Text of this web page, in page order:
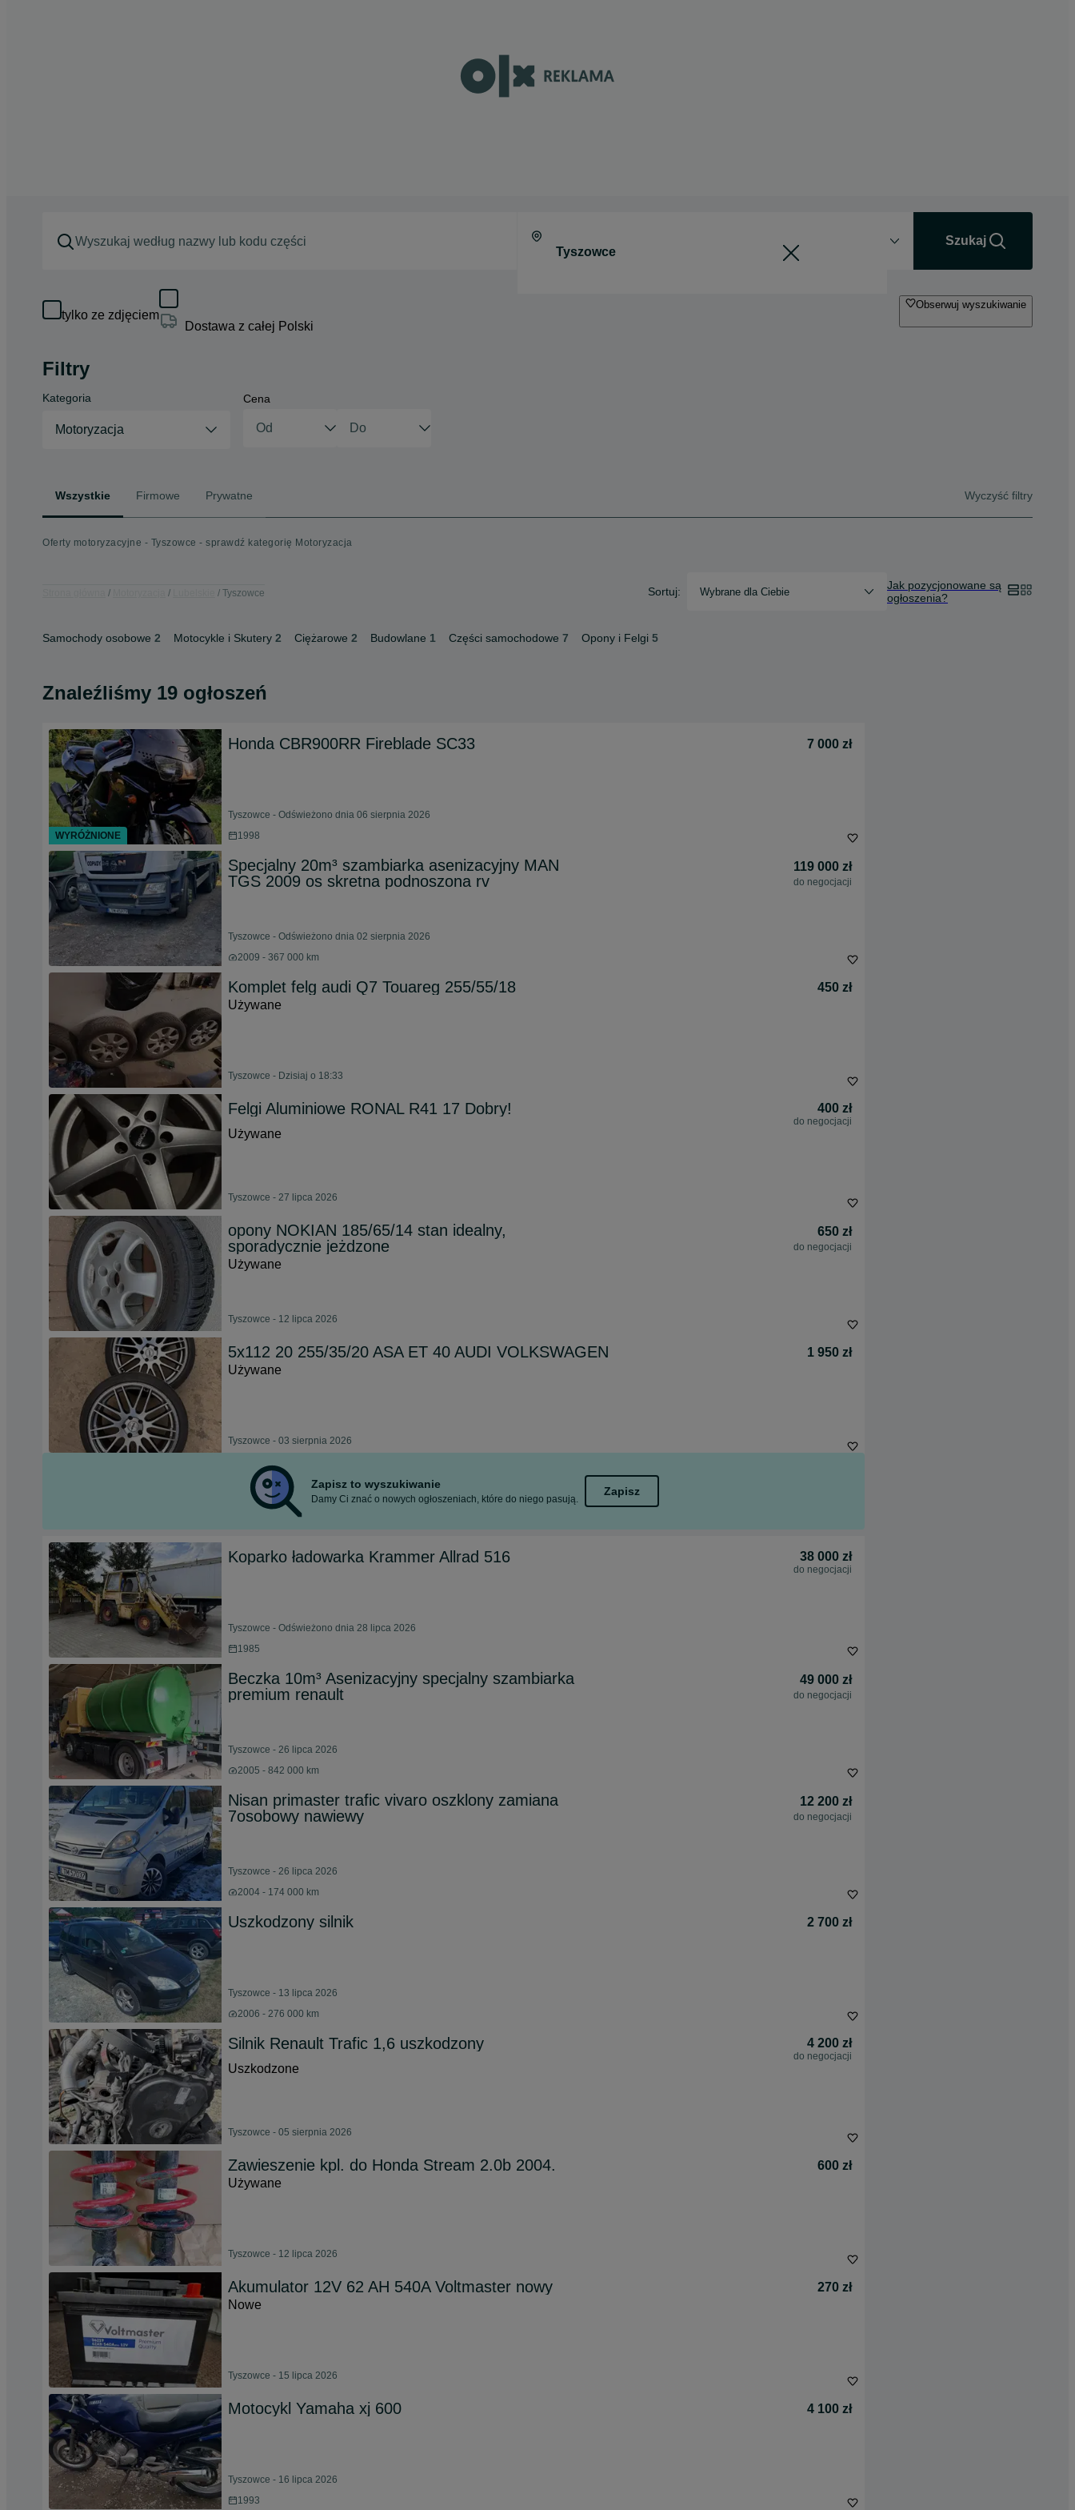
Szukaj
tylko ze zdjęciem
Dostawa z całej Polski
Obserwuj wyszukiwanie
Filtry
Kategoria
Motoryzacja
Cena
Wszystkie Firmowe Prywatne Wyczyść filtry
Oferty motoryzacyjne - Tyszowce - sprawdź kategorię Motoryzacja
Tyszowce Sortuj: Wybrane dla Ciebie
Jak pozycjonowane są
ogłoszenia?
Samochody osobowe 2 Motocykle i Skutery 2 Ciężarowe 2 Budowlane 1 Części samochodowe 7 Opony i Felgi 5
Znaleźliśmy 19 ogłoszeń
Honda CBR900RR Fireblade SC33 7 000 zł
Tyszowce - Odświeżono dnia 06 sierpnia 2026
1998
Specjalny 20m³ szambiarka asenizacyjny MAN
TGS 2009 os skretna podnoszona rv
119 000 zł
do negocjacji
Tyszowce - Odświeżono dnia 02 sierpnia 2026
2009 - 367 000 km
Komplet felg audi Q7 Touareg 255/55/18
450 zł
Używane
Tyszowce - Dzisiaj o 18:33
Felgi Aluminiowe RONAL R41 17 Dobry! 400 zł
do negocjacji
Używane
Tyszowce - 27 lipca 2026
opony NOKIAN 185/65/14 stan idealny,
sporadycznie jeżdzone
650 zł
do negocjacji
Używane
Tyszowce - 12 lipca 2026
5x112 20 255/35/20 ASA ET 40 AUDI VOLKSWAGEN
1 950 zł
Używane
Tyszowce - 03 sierpnia 2026
Zapisz to wyszukiwanie
Damy Ci znać o nowych ogłoszeniach, które do niego pasują.
Zapisz
Koparko ładowarka Krammer Allrad 516 38 000 zł
do negocjacji
Tyszowce - Odświeżono dnia 28 lipca 2026
1985
Beczka 10m³ Asenizacyjny specjalny szambiarka
premium renault
49 000 zł
do negocjacji
Tyszowce - 26 lipca 2026
2005 - 842 000 km
Nisan primaster trafic vivaro oszklony zamiana
7osobowy nawiewy
12 200 zł
do negocjacji
Tyszowce - 26 lipca 2026
2004 - 174 000 km
Uszkodzony silnik 2 700 zł
Tyszowce - 13 lipca 2026
2006 - 276 000 km
Silnik Renault Trafic 1,6 uszkodzony 4 200 zł
do negocjacji
Uszkodzone
Tyszowce - 05 sierpnia 2026
Zawieszenie kpl. do Honda Stream 2.0b 2004.
600 zł
Używane
Tyszowce - 12 lipca 2026
Akumulator 12V 62 AH 540A Voltmaster nowy
270 zł
Nowe
Tyszowce - 15 lipca 2026
Motocykl Yamaha xj 600 4 100 zł
Tyszowce - 16 lipca 2026
1993
WYRÓŻNIONE